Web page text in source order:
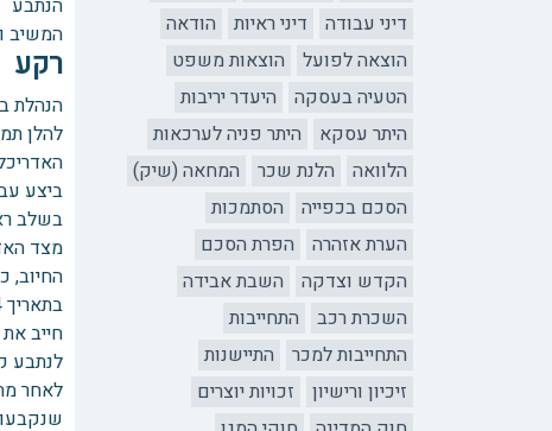
דיני עבודה
דיני ראיות
הודאה
הוצאה לפועל
הוצאות משפט
הטעיה בעסקה
היעדר יריבות
היתר עסקא
היתר פניה לערכאות
הלוואה
הלנת שכר
המחאה (שיק)
הסכם בכפייה
הסתמכות
הערת אזהרה
הפרת הסכם
הקדש וצדקה
השבת אבידה
השכרת רכב
התחייבות
התחייבות למכר
התיישנות
זיכיון ורישיון
זכויות יוצרים
הנתבע
המשיב
רקע
הנהלת
להלן
ביצע
בשלב
מצד
החיוב,
לנתבע
לאחר